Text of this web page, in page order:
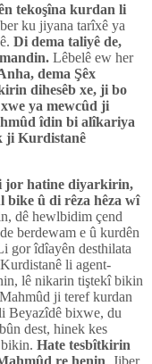
tekoşîna kurdan li
ku jiyana tarîxê ya
Di dema taliyê de,
Lêbelê ew her
dema Şêx
dihesêb xe, ji bo
ya mewcûd ji
îdin bi alîkariya
ji Kurdistanê
jor hatine diyarkirin,
bike û di rêza hêza wî
dê hewlbidim çend
berdewam e û kurdên
gor îdîayên desthilata
li agent-
lê nikarin tiştekî bikin
ji teref kurdan
Beyazîdê bixwe, du
dest, hinek kes
Hate tesbîtkirin
re henin. Jiber